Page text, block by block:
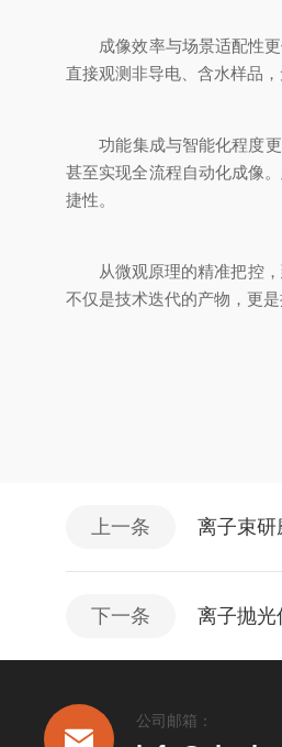
成像效率与场景适配性更
直接观测非导电、含水样品
功能集成与智能化程度更
甚至实现全流程自动化成像
捷性。
从微观原理的精准把控，
不仅是技术迭代的产物，更
上一条 离子束研
下一条 离子抛光
公司邮箱：